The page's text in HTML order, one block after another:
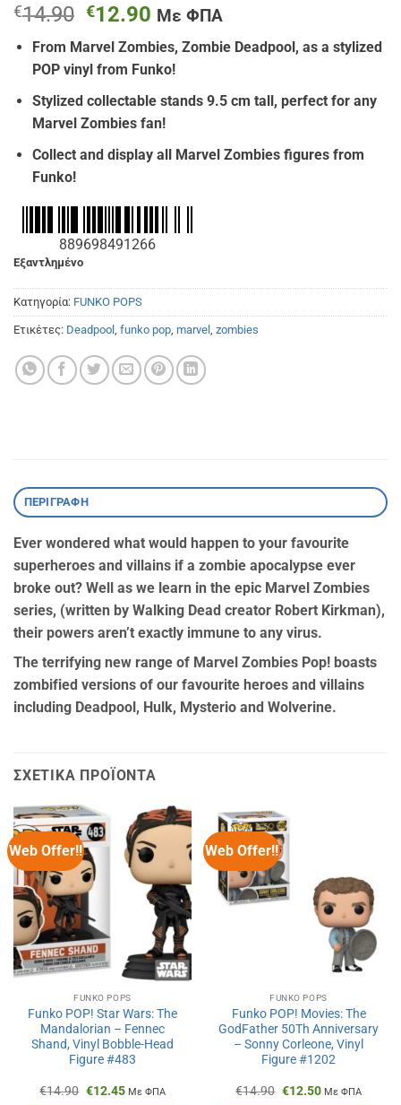
€14.90 Original
price
was:
€14.90.
€12.90 Η
τρέχουσα
τιμή
είναι:
€12.90.
Με ΦΠΑ
From Marvel Zombies, Zombie Deadpool, as a stylized
POP vinyl from Funko!
Stylized collectable stands 9.5 cm tall, perfect for any
Marvel Zombies fan!
Collect and display all Marvel Zombies figures from
Funko!
889698491266
Εξαντλημένο
Κατηγορία: FUNKO POPS
Ετικέτες: Deadpool , funko pop, marvel , zombies
ΠΕΡΙΓΡΑΦΉ
Ever wondered what would happen to your favourite
superheroes and villains if a zombie apocalypse ever
broke out? Well as we learn in the epic Marvel Zombies
series, (written by Walking Dead creator Robert Kirkman),
their powers aren’t exactly immune to any virus.
The terrifying new range of Marvel Zombies Pop! boasts
zombified versions of our favourite heroes and villains
including Deadpool, Hulk, Mysterio and Wolverine.
ΣΧΕΤΙΚΆ ΠΡΟΪΌΝΤΑ
Web Offer!!
FUNKO POPS
Funko POP! Star Wars: The
Mandalorian – Fennec
Shand, Vinyl Bobble-Head
Figure #483
€14.90 Original
€12.45ΗΜε ΦΠΑ
Web Offer!!
FUNKO POPS
Funko POP! Movies: The
GodFather 50Th Anniversary
– Sonny Corleone, Vinyl
Figure #1202
€14.90 Original
€12.50ΗΜε ΦΠΑ